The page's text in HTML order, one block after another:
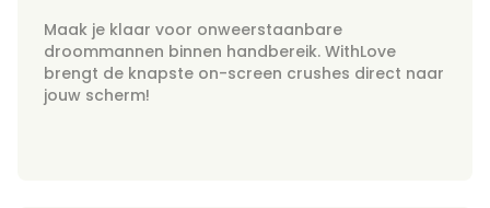
Maak je klaar voor onweerstaanbare
droommannen binnen handbereik. WithLove
brengt de knapste on-screen crushes direct naar
jouw scherm!